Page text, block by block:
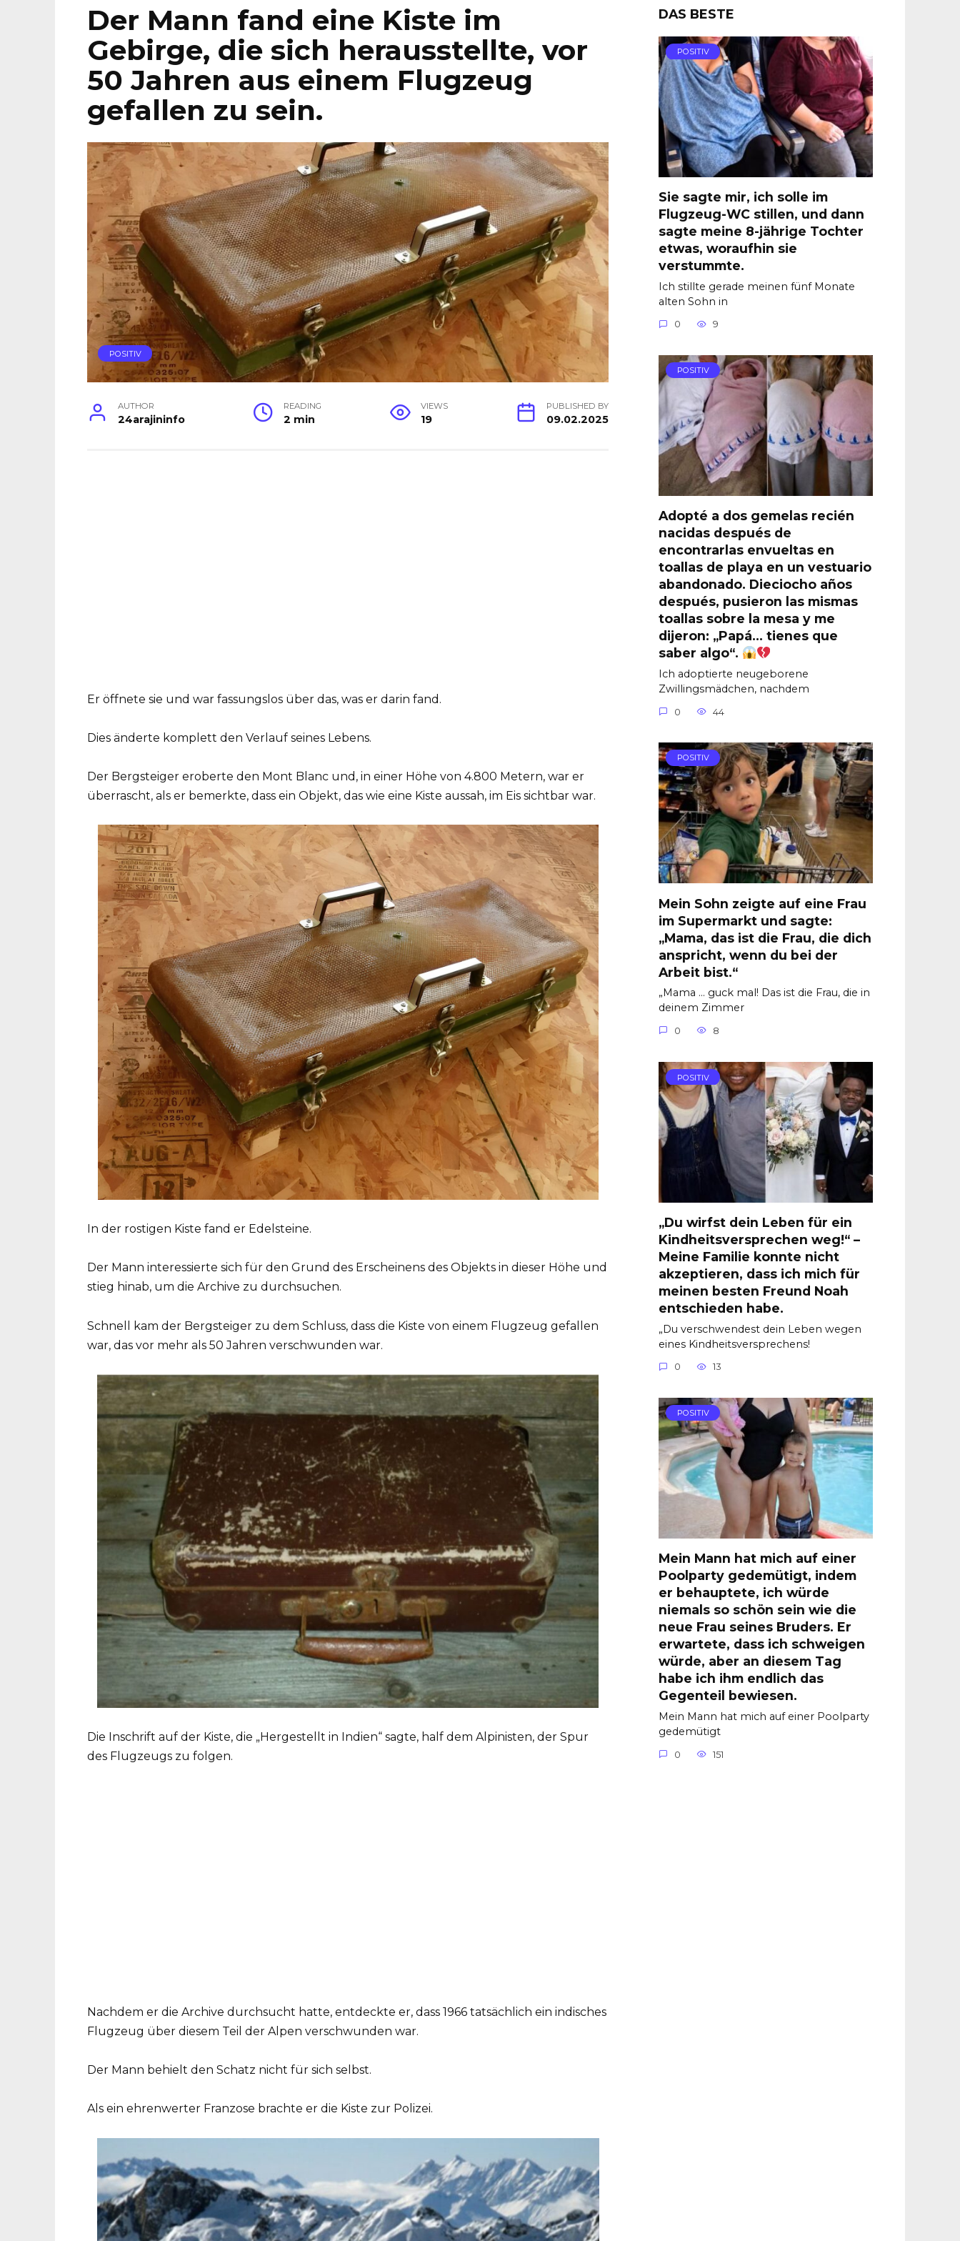
Der Mann fand eine Kiste im
Gebirge, die sich herausstellte, vor
50 Jahren aus einem Flugzeug
gefallen zu sein.
POSITIV
AUTHOR
24arajininfo
READING
2 min
VIEWS
19
PUBLISHED BY
09.02.2025
Er öffnete sie und war fassungslos über das, was er darin fand.
Dies änderte komplett den Verlauf seines Lebens.
Der Bergsteiger eroberte den Mont Blanc und, in einer Höhe von 4.800 Metern, war er
überrascht, als er bemerkte, dass ein Objekt, das wie eine Kiste aussah, im Eis sichtbar war.
In der rostigen Kiste fand er Edelsteine.
Der Mann interessierte sich für den Grund des Erscheinens des Objekts in dieser Höhe und
stieg hinab, um die Archive zu durchsuchen.
Schnell kam der Bergsteiger zu dem Schluss, dass die Kiste von einem Flugzeug gefallen
war, das vor mehr als 50 Jahren verschwunden war.
Die Inschrift auf der Kiste, die „Hergestellt in Indien“ sagte, half dem Alpinisten, der Spur
des Flugzeugs zu folgen.
Nachdem er die Archive durchsucht hatte, entdeckte er, dass 1966 tatsächlich ein indisches
Flugzeug über diesem Teil der Alpen verschwunden war.
Der Mann behielt den Schatz nicht für sich selbst.
Als ein ehrenwerter Franzose brachte er die Kiste zur Polizei.
DAS BESTE
POSITIV
Sie sagte mir, ich solle im
Flugzeug-WC stillen, und dann
sagte meine 8-jährige Tochter
etwas, woraufhin sie
verstummte.
Ich stillte gerade meinen fünf Monate
alten Sohn in
0 9
POSITIV
Adopté a dos gemelas recién
nacidas después de
encontrarlas envueltas en
toallas de playa en un vestuario
abandonado. Dieciocho años
después, pusieron las mismas
toallas sobre la mesa y me
dijeron: „Papá… tienes que
saber algo“.
Ich adoptierte neugeborene
Zwillingsmädchen, nachdem
0 44
POSITIV
Mein Sohn zeigte auf eine Frau
im Supermarkt und sagte:
„Mama, das ist die Frau, die dich
anspricht, wenn du bei der
Arbeit bist.“
„Mama … guck mal! Das ist die Frau, die in
deinem Zimmer
0 8
POSITIV
„Du wirfst dein Leben für ein
Kindheitsversprechen weg!“ –
Meine Familie konnte nicht
akzeptieren, dass ich mich für
meinen besten Freund Noah
entschieden habe.
„Du verschwendest dein Leben wegen
eines Kindheitsversprechens!
0 13
POSITIV
Mein Mann hat mich auf einer
Poolparty gedemütigt, indem
er behauptete, ich würde
niemals so schön sein wie die
neue Frau seines Bruders. Er
erwartete, dass ich schweigen
würde, aber an diesem Tag
habe ich ihm endlich das
Gegenteil bewiesen.
Mein Mann hat mich auf einer Poolparty
gedemütigt
0 151